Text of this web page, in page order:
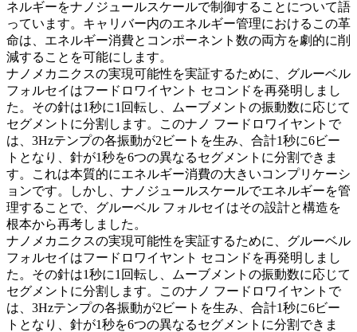
ネルギーをナノジュールスケールで制御することについて語
っています。キャリバー内のエネルギー管理におけるこの革
命は、エネルギー消費とコンポーネント数の両方を劇的に削
減することを可能にします。
ナノメカニクスの実現可能性を実証するために、グルーベル
フォルセイはフードロワイヤント セコンドを再発明しまし
た。その針は1秒に1回転し、ムーブメントの振動数に応じて
セグメントに分割します。このナノ フードロワイヤントで
は、3Hzテンプの各振動が2ビートを生み、合計1秒に6ビー
トとなり、針が1秒を6つの異なるセグメントに分割できま
す。これは本質的にエネルギー消費の大きいコンプリケーシ
ョンです。しかし、ナノジュールスケールでエネルギーを管
理することで、グルーベル フォルセイはその設計と構造を
根本から再考しました。
ナノメカニクスの実現可能性を実証するために、グルーベル
フォルセイはフードロワイヤント セコンドを再発明しまし
た。その針は1秒に1回転し、ムーブメントの振動数に応じて
セグメントに分割します。このナノ フードロワイヤントで
は、3Hzテンプの各振動が2ビートを生み、合計1秒に6ビー
トとなり、針が1秒を6つの異なるセグメントに分割できま